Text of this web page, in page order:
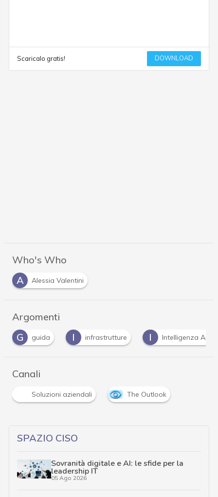
Scaricalo gratis! DOWNLOAD
Who's Who
A
Alessia Valentini
Argomenti
G
guida I infrastrutture I Intelligenza
Canali
Soluzioni aziendali The Outlook
SPAZIO CISO
Sovranità digitale e AI: le sfide per la
leadership IT
05 Ago 2026